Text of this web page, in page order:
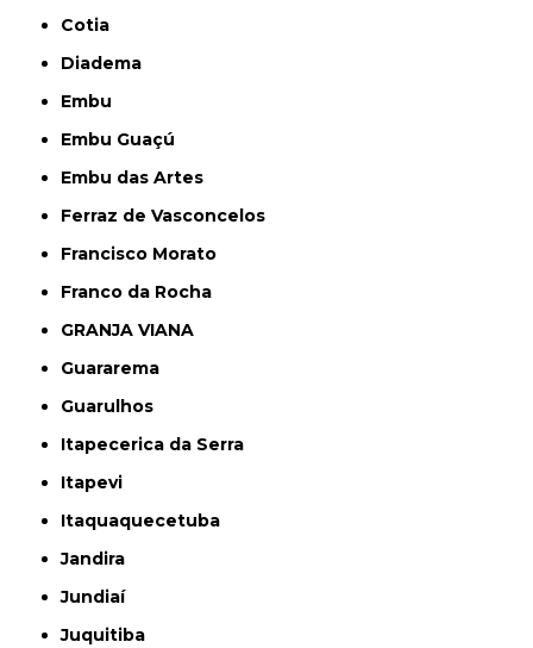
Cotia
Diadema
Embu
Embu Guaçú
Embu das Artes
Ferraz de Vasconcelos
Francisco Morato
Franco da Rocha
GRANJA VIANA
Guararema
Guarulhos
Itapecerica da Serra
Itapevi
Itaquaquecetuba
Jandira
Jundiaí
Juquitiba